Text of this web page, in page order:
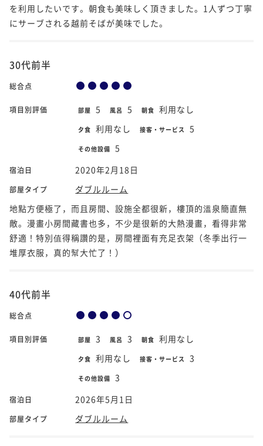
を利用したいです。朝食も美味しく頂きました。1人ずつ丁寧
にサーブされる越前そばが美味でした。
30代前半
総合点
項目別評価 部屋 5 風呂 5 朝食 利用なし
夕食 利用なし 接客・サービス 5
その他設備 5
宿泊日 2020年2月18日
部屋タイプ
ダブルルーム
地點方便極了，而且房間、設施全都很新，樓頂的溫泉簡直無
敵。漫畫小房間藏書也多，不少是很新的大熱漫畫，看得非常
舒適！特別值得稱讚的是，房間裡面有充足衣架（冬季出行一
堆厚衣服，真的幫大忙了！）
40代前半
総合点
項目別評価 部屋 3 風呂 3 朝食 利用なし
夕食 利用なし 接客・サービス 3
その他設備 3
宿泊日 2026年5月1日
部屋タイプ ダブルルーム